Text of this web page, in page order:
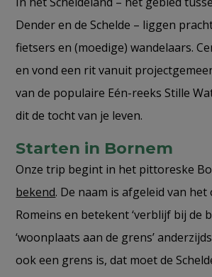
Dender en de Schelde – liggen
fietsers en (moedige) wandelaars.
en vond een rit vanuit
van de populaire Eén-reeks Stille
dit de tocht van je leven.
Starten in Bornem
Onze trip begint in het pittoreske
bekend. De naam is afgeleid van het
Romeins en betekent ‘verblijf bij de
‘woonplaats aan de grens’
ook een grens is, dat moet de